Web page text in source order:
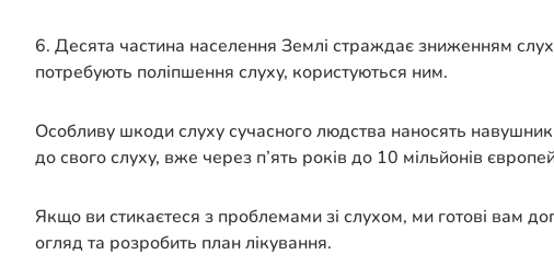
6. Десята частина населення Землі страждає зниженням
потребують поліпшення слуху, користуються ним.
Особливу шкоди слуху сучасного людства наносять
до свого слуху, вже через п’ять років до 10 мільйонів
Якщо ви стикаєтеся з проблемами зі слухом, ми готові вам
огляд та розробить план лікування.